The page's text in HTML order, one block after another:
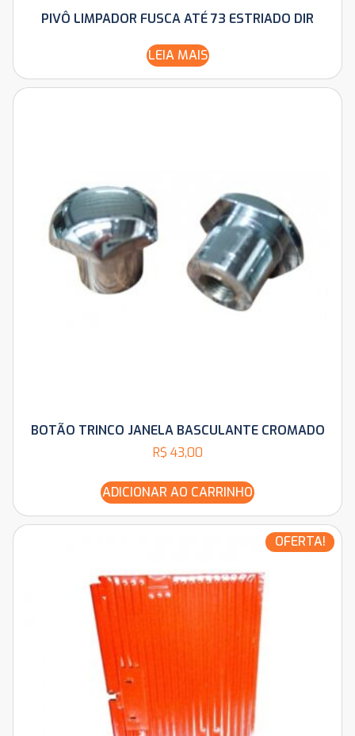
PIVÔ LIMPADOR FUSCA ATÉ 73 ESTRIADO DIR
LEIA MAIS
BOTÃO TRINCO JANELA BASCULANTE CROMADO
R$ 43,00
ADICIONAR AO CARRINHO
OFERTA!